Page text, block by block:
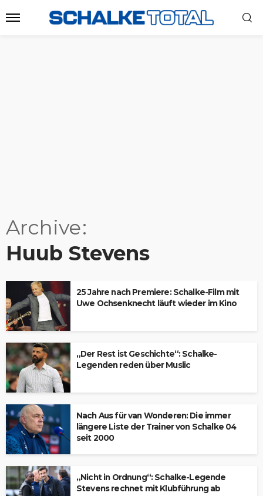
Archive
Huub Stevens
25 Jahre nach Premiere: Schalke-Film mit
Uwe Ochsenknecht läuft wieder im Kino
„Der Rest ist Geschichte“: Schalke-
Legenden reden über Muslic
Nach Aus für van Wonderen: Die immer
längere Liste der Trainer von Schalke 04
seit 2000
„Nicht in Ordnung“: Schalke-Legende
Stevens rechnet mit Klubführung ab